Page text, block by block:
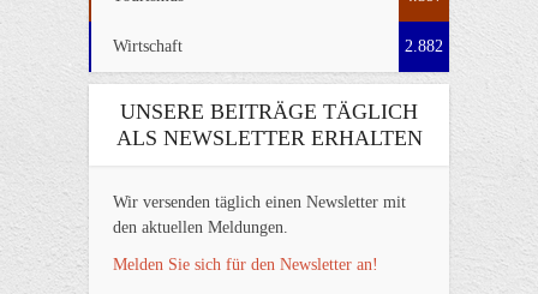
Wirtschaft 2.882
UNSERE BEITRÄGE TÄGLICH
ALS NEWSLETTER ERHALTEN
Wir versenden täglich einen Newsletter mit
den aktuellen Meldungen.
Melden Sie sich für den Newsletter an!